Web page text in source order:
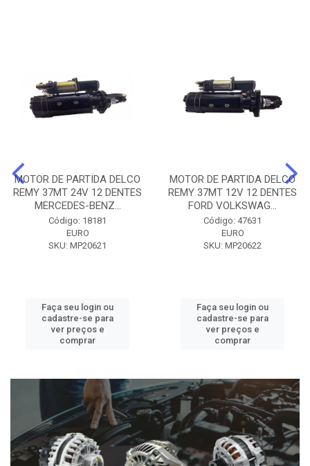
MOTOR DE PARTIDA DELCO
REMY 37MT 24V 12 DENTES
MERCEDES-BENZ...
Código: 18181
EURO
SKU: MP20621
Faça seu login ou
cadastre-se para
ver preços e
comprar
MOTOR DE PARTIDA DELCO
REMY 37MT 12V 12 DENTES
FORD VOLKSWAG...
Código: 47631
EURO
SKU: MP20622
Faça seu login ou
cadastre-se para
ver preços e
comprar